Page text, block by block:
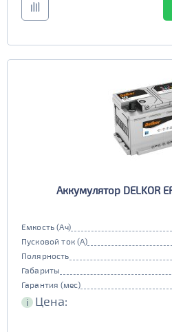
Аккумулятор DELKOR
Емкость (Ач)
Пусковой ток (А)
Полярность
Габариты
Гарантия (мес)
i Цена: